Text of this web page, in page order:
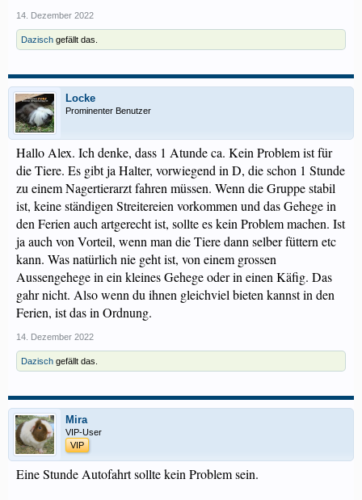
14. Dezember 2022
Dazisch gefällt das.
Locke
Prominenter Benutzer
Hallo Alex. Ich denke, dass 1 Atunde ca. Kein Problem ist für
die Tiere. Es gibt ja Halter, vorwiegend in D, die schon 1 Stunde
zu einem Nagertierarzt fahren müssen. Wenn die Gruppe stabil
ist, keine ständigen Streitereien vorkommen und das Gehege in
den Ferien auch artgerecht ist, sollte es kein Problem machen. Ist
ja auch von Vorteil, wenn man die Tiere dann selber füttern etc
kann. Was natürlich nie geht ist, von einem grossen
Aussengehege in ein kleines Gehege oder in einen Käfig. Das
gahr nicht. Also wenn du ihnen gleichviel bieten kannst in den
Ferien, ist das in Ordnung.
14. Dezember 2022
Dazisch gefällt das.
Mira
VIP-User
VIP
Eine Stunde Autofahrt sollte kein Problem sein.